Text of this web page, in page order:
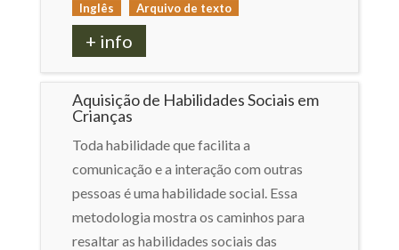
Inglês
Arquivo de texto
+ info
Aquisição de Habilidades Sociais em
Crianças
Toda habilidade que facilita a
comunicação e a interação com outras
pessoas é uma habilidade social. Essa
metodologia mostra os caminhos para
resaltar as habilidades sociais das